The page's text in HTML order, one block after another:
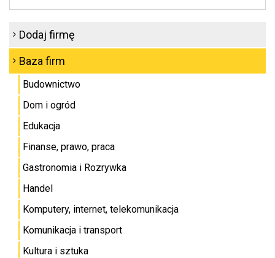
Dodaj firmę
Baza firm
Budownictwo
Dom i ogród
Edukacja
Finanse, prawo, praca
Gastronomia i Rozrywka
Handel
Komputery, internet, telekomunikacja
Komunikacja i transport
Kultura i sztuka